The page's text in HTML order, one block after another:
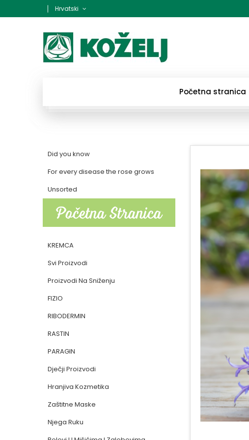
Hrvatski
Početna stranica
Did you know
For every disease the rose grows
Unsorted
Početna Stranica
KREMCA
Svi Proizvodi
Proizvodi Na Sniženju
FIZIO
RIBODERMIN
RASTIN
PARAGIN
Dječji Proizvodi
Hranjiva Kozmetika
Zaštitne Maske
Njega Ruku